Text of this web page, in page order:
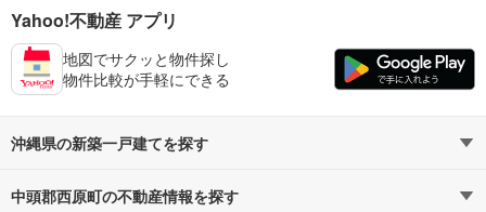
Yahoo!不動産 アプリ
地図でサクッと物件探し
物件比較が手軽にできる
沖縄県の新築一戸建てを探す
路線・駅から探す
中頭郡西原町の不動産情報を探す